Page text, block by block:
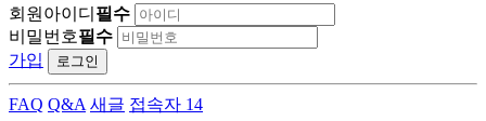
회원아이디 필수
비밀번호필수
가입
로그인
FAQ Q&A 새글 접속자 14